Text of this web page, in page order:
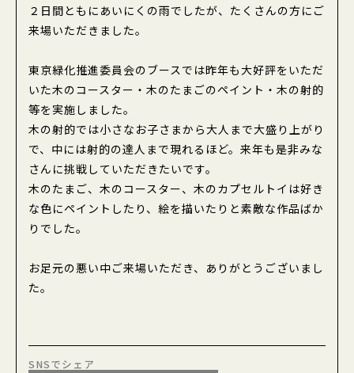
緑の募金申請システム
東京緑化推進委員会
２日間ともにあいにくの雨でしたが、たくさんの方にご
来場いただきました。
東京緑化推進委員会のブースでは昨年も大好評をいただ
いた木のコースター・木のたまごのペイント・木の射的
等を実施しました。
木の射的では小さなお子さまから大人まで大盛り上がり
で、中には射的の達人まで現れるほど。来年も是非みな
さんに挑戦していただきたいです。
木のたまご、木のコースター、木のカプセルトイは好き
な色にペイントしたり、絵を描いたりと素敵な作品ばか
りでした。
お足元の悪い中ご来場いただき、ありがとうございまし
た。
SNSでシェア